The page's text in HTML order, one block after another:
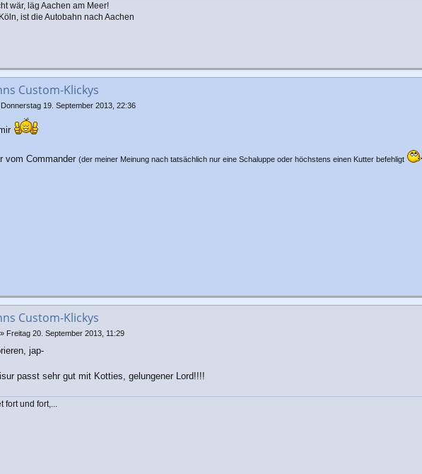
wär, läg Aachen am Meer!
ist die Autobahn nach Aachen
Custom-Klickys
Donnerstag 19. September 2013, 22:36
vom Commander (der meiner Meinung nach tatsächlich nur eine Schaluppe oder höchstens einen Kutter befehligt
Custom-Klickys
» Freitag 20. September 2013, 11:29
jap-
passt sehr gut mit Kotties, gelungener Lord!!!!
fort und fort,...